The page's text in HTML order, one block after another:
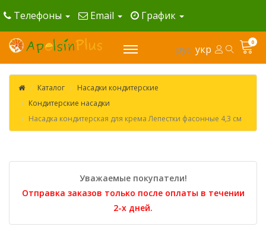
Телефоны Email График
рус укр
0
Каталог
Насадки кондитерские
Кондитерские насадки
Насадка кондитерская для крема Лепестки фасонные 4,3 см
Уважаемые покупатели!
Отправка заказов только после оплаты в течении
2-х дней.